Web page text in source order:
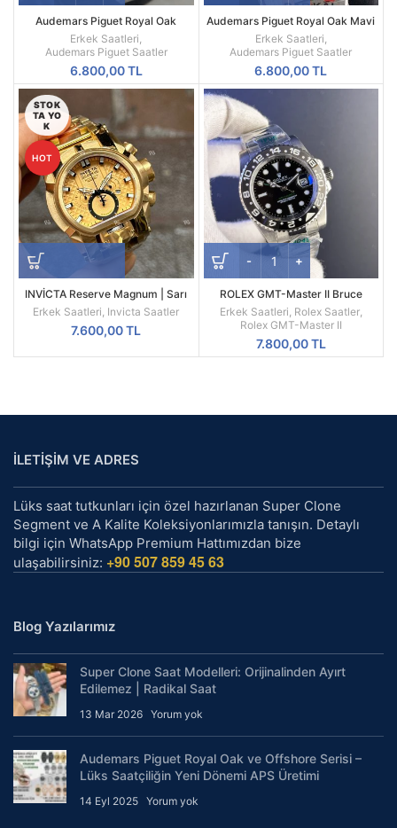
Audemars Piguet Royal Oak
Beyaz Kadran 44mm Türbillon
Replika Erkek Kol Saati
Erkek Saatleri
Audemars Piguet Saatler
6.800,00TL
Audemars Piguet Royal Oak Mavi
Kadran 41mm Replika Erkek Kol
Saati
Erkek Saatleri
Audemars Piguet Saatler
6.800,00TL
STOK
TA YO
K
HOT
INVİCTA Reserve Magnum | Sarı
Kasa | Sarı Kadran | 52MM |
Quartz | Radikal Saat
Erkek Saatleri, Invicta Saatler
7.600,00TL
ROLEX GMT-Master II Bruce
Wayne Oyster Kordon Gri Bezel
126710GRNR
Erkek Saatleri, Rolex Saatler,
Rolex GMT-Master II
7.800,00TL
İLETİŞİM VE ADRES
Lüks saat tutkunları için özel hazırlanan Super Clone
Segment ve A Kalite Koleksiyonlarımızla tanışın. Detaylı
bilgi için WhatsApp Premium Hattımızdan bize
ulaşabilirsiniz: +90 507 859 45 63
Blog Yazılarımız
Super Clone Saat Modelleri: Orijinalinden Ayırt
Edilemez | Radikal Saat
13 Mar 2026 Yorum yok
Audemars Piguet Royal Oak ve Offshore Serisi –
Lüks Saatçiliğin Yeni Dönemi APS Üretimi
14 Eyl 2025 Yorum yok